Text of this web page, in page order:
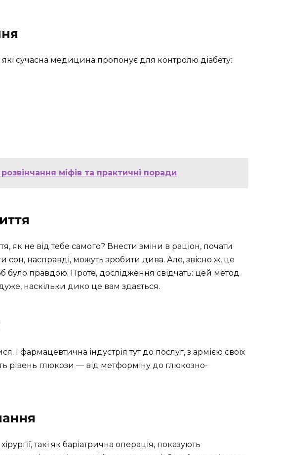
які сучасна медицина пропонує для контролю діабету:
міфів та практичні поради
як не від тебе самого? Внести зміни в раціон, почати
сон, насправді, можуть зробити дива. Але, звісно ж, це
було правдою. Проте, дослідження свідчать: цей метод
наскільки дико це вам здається.
І фармацевтична індустрія тут до послуг, з армією своїх
рівень глюкози — від метформіну до глюкозно-
такі як баріатрична операція, показують